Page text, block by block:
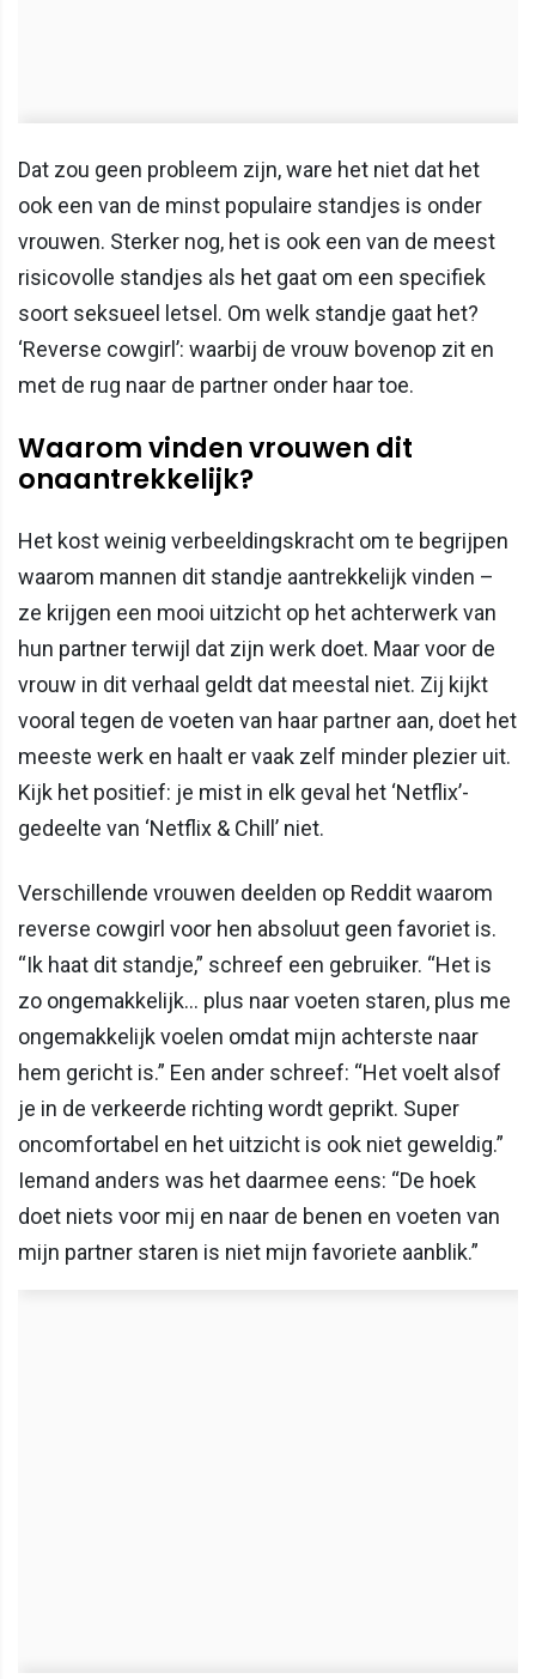
Dat zou geen probleem zijn, ware het niet dat het
ook een van de minst populaire standjes is onder
vrouwen. Sterker nog, het is ook een van de meest
risicovolle standjes als het gaat om een specifiek
soort seksueel letsel. Om welk standje gaat het?
‘Reverse cowgirl’: waarbij de vrouw bovenop zit en
met de rug naar de partner onder haar toe.
Waarom vinden vrouwen dit
onaantrekkelijk?
Het kost weinig verbeeldingskracht om te begrijpen
waarom mannen dit standje aantrekkelijk vinden –
ze krijgen een mooi uitzicht op het achterwerk van
hun partner terwijl dat zijn werk doet. Maar voor de
vrouw in dit verhaal geldt dat meestal niet. Zij kijkt
vooral tegen de voeten van haar partner aan, doet het
meeste werk en haalt er vaak zelf minder plezier uit.
Kijk het positief: je mist in elk geval het ‘Netflix’-
gedeelte van ‘Netflix & Chill’ niet.
Verschillende vrouwen deelden op Reddit waarom
reverse cowgirl voor hen absoluut geen favoriet is.
“Ik haat dit standje,” schreef een gebruiker. “Het is
zo ongemakkelijk… plus naar voeten staren, plus me
ongemakkelijk voelen omdat mijn achterste naar
hem gericht is.” Een ander schreef: “Het voelt alsof
je in de verkeerde richting wordt geprikt. Super
oncomfortabel en het uitzicht is ook niet geweldig.”
Iemand anders was het daarmee eens: “De hoek
doet niets voor mij en naar de benen en voeten van
mijn partner staren is niet mijn favoriete aanblik.”